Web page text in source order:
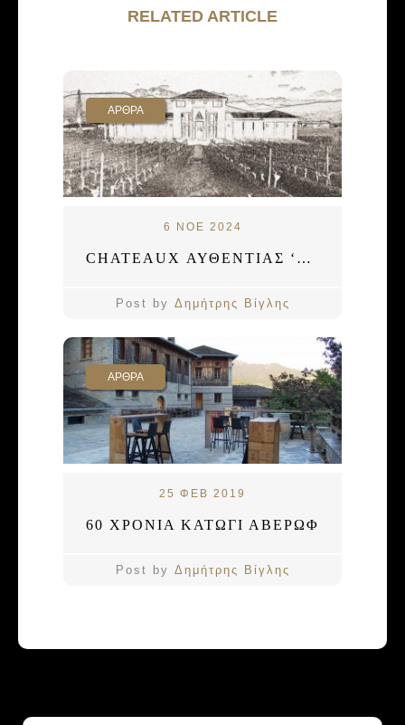
RELATED ARTICLE
ΑΡΘΡΑ
6 ΝΟΕ 2024
CHATEAUX ΑΥΘΕΝΤΙΑΣ ‘Η ΚΤΗΜΑΤΑ ΟΥΣΙΑΣ;
Post by Δημήτρης Βίγλης
ΑΡΘΡΑ
25 ΦΕΒ 2019
60 ΧΡΟΝΙΑ ΚΑΤΩΓΙ ΑΒΕΡΩΦ
Post by Δημήτρης Βίγλης